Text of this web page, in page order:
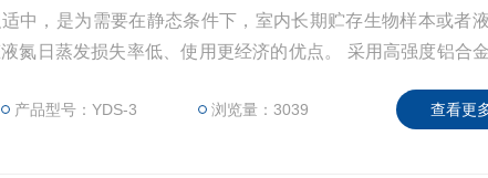
中，是为需要在静态条件下，室内长期贮存生物样本或者
氮日蒸发损失率低、使用更经济的优点。 采用高强度铝合
产品型号：YDS-3 浏览量：3039 查看更